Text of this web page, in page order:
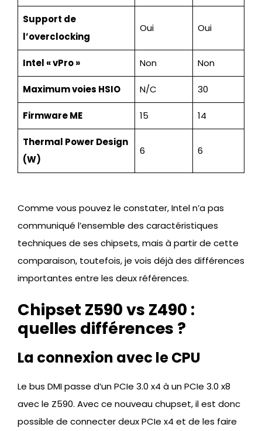
Support de
l’overclocking
Oui Oui
Intel « vPro » Non Non
Maximum voies HSIO N/C 30
Firmware ME 15 14
Thermal Power Design
(W)
6 6
Comme vous pouvez le constater, Intel n’a pas
communiqué l’ensemble des caractéristiques
techniques de ses chipsets, mais à partir de cette
comparaison, toutefois, je vois déjà des différences
importantes entre les deux références.
Chipset Z590 vs Z490 :
quelles différences ?
La connexion avec le CPU
Le bus DMI passe d’un PCIe 3.0 x4 à un PCIe 3.0 x8
avec le Z590. Avec ce nouveau chupset, il est donc
possible de connecter deux PCIe x4 et de les faire